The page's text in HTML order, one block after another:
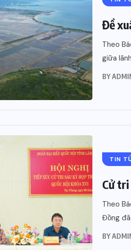
Đề
Theo
giữa
BY
TIN
Cử
Theo
Đồng
BY
25 THÁNG 7, 2026